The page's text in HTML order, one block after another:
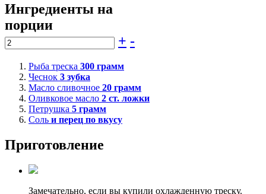
Ингредиенты на
порции
+ -
Рыба треска 300 грамм
Чеснок 3 зубка
Масло сливочное 20 грамм
Оливковое масло 2 ст. ложки
Петрушка 5 грамм
Соль и перец по вкусу
Приготовление
Замечательно, если вы купили охлажденную треску.